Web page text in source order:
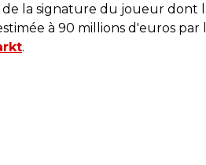
de la signature du joueur dont
à 90 millions d'euros par
.